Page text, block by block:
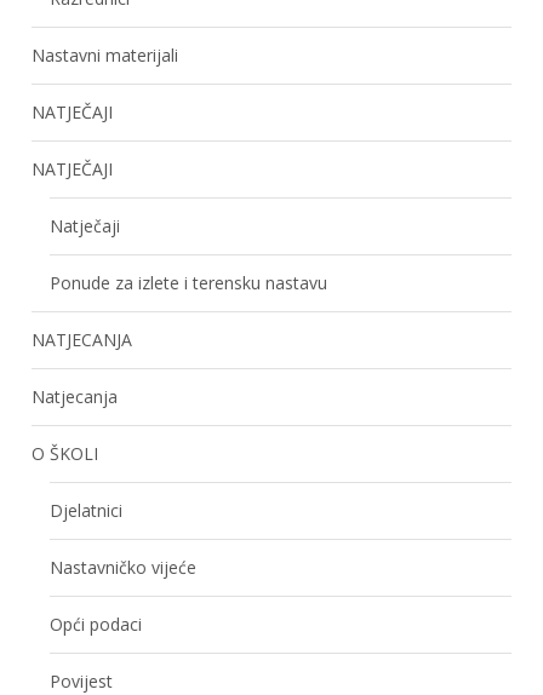
Nastavni materijali
NATJEČAJI
NATJEČAJI
Natječaji
Ponude za izlete i terensku nastavu
NATJECANJA
Natjecanja
O ŠKOLI
Djelatnici
Nastavničko vijeće
Opći podaci
Povijest